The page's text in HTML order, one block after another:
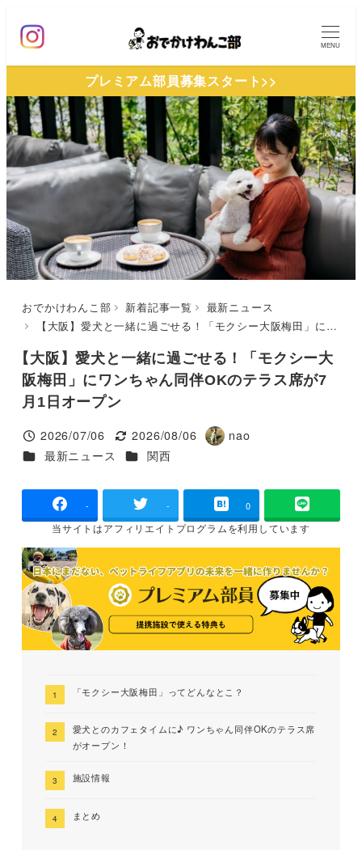
ン
ン
テ
ン
ツ
へ
移
動
MENU
プレミアム部員募集スタート>>
おでかけわんこ部 新着記事一覧
最新ニュース
【大阪】愛犬と一緒に過ごせる！「モクシー大阪梅田」にワンちゃん同伴OKのテラス席が7月1日オープン
【大阪】愛犬と一緒に過ごせる！「モクシー大
阪梅田」にワンちゃん同伴OKのテラス席が7
月1日オープン
投稿日
2026/07/06
更新日
2026/08/06
著
nao
カテゴリー
最新ニュース カテゴリー
関西
- - 0
当サイトはアフィリエイトプログラムを利用しています
「モクシー大阪梅田」ってどんなとこ？
愛犬とのカフェタイムに♪ ワンちゃん同伴OKのテラス席
がオープン！
施設情報
まとめ